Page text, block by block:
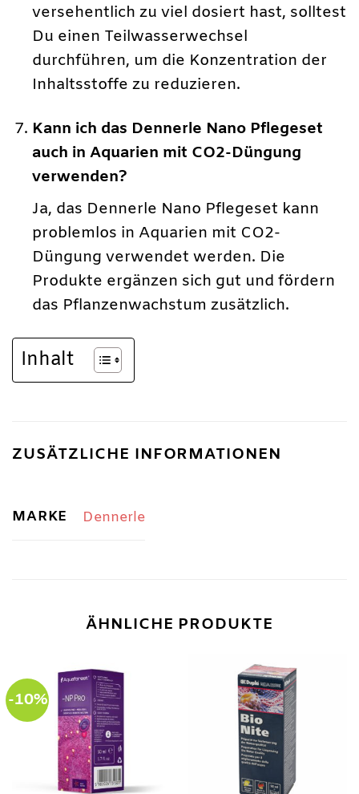
versehentlich zu viel dosiert hast, solltest
Du einen Teilwasserwechsel
durchführen, um die Konzentration der
Inhaltsstoffe zu reduzieren.
Kann ich das Dennerle Nano Pflegeset
auch in Aquarien mit CO2-Düngung
verwenden?
Ja, das Dennerle Nano Pflegeset kann
problemlos in Aquarien mit CO2-
Düngung verwendet werden. Die
Produkte ergänzen sich gut und fördern
das Pflanzenwachstum zusätzlich.
Inhalt
ZUSÄTZLICHE INFORMATIONEN
MARKE Dennerle
ÄHNLICHE PRODUKTE
-10%